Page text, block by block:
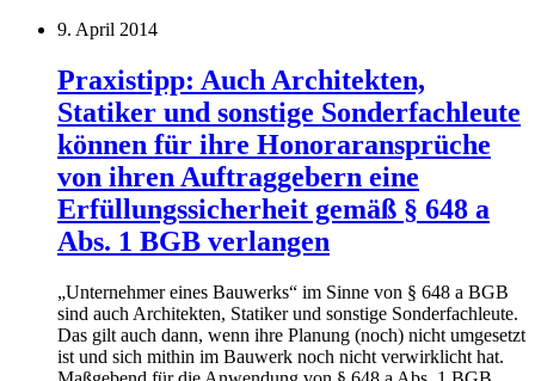
9. April 2014
Praxistipp: Auch Architekten,
Statiker und sonstige Sonderfachleute
können für ihre Honoraransprüche
von ihren Auftraggebern eine
Erfüllungssicherheit gemäß § 648 a
Abs. 1 BGB verlangen
„Unternehmer eines Bauwerks“ im Sinne von § 648 a BGB
sind auch Architekten, Statiker und sonstige Sonderfachleute.
Das gilt auch dann, wenn ihre Planung (noch) nicht umgesetzt
ist und sich mithin im Bauwerk noch nicht verwirklicht hat.